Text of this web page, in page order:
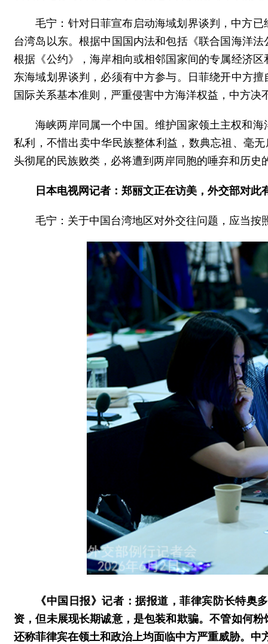
毛宁：针对日菲宣布启动海域划界谈判，中方
台湾岛以东。根据中国国内法和包括《联合国海洋
根据《公约》，海岸相向或相邻国家间的专属经济
东海域划界谈判，必须有中方参与。日菲绕开中方
国际关系基本准则，严重侵害中方海洋权益，中方决
海峡两岸同属一个中国。维护国家领土主权和
私利，不惜出卖中华民族整体利益，数典忘祖、毫
头彻尾的民族败类，必将遭到两岸同胞的唾弃和历史
日本电视网记者：郑丽文正在访美，外交部对此
毛宁：关于中国台湾地区对外交往问题，应当按
《中国日报》记者：据报道，菲律宾防长特
资，但未展现长期诚意，是包装和欺骗。不管如何
还称菲律宾在领土和政治上均面临中方严重威胁。中